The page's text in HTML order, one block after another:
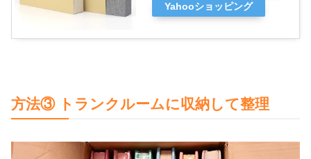
Yahooショッピング
方法③ トランクルームに収納して整理